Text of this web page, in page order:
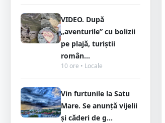
VIDEO. După
„aventurile” cu bolizii
pe plajă, turiștii
român...
10 ore • Locale
Vin furtunile la Satu
Mare. Se anunță vijelii
și căderi de g...